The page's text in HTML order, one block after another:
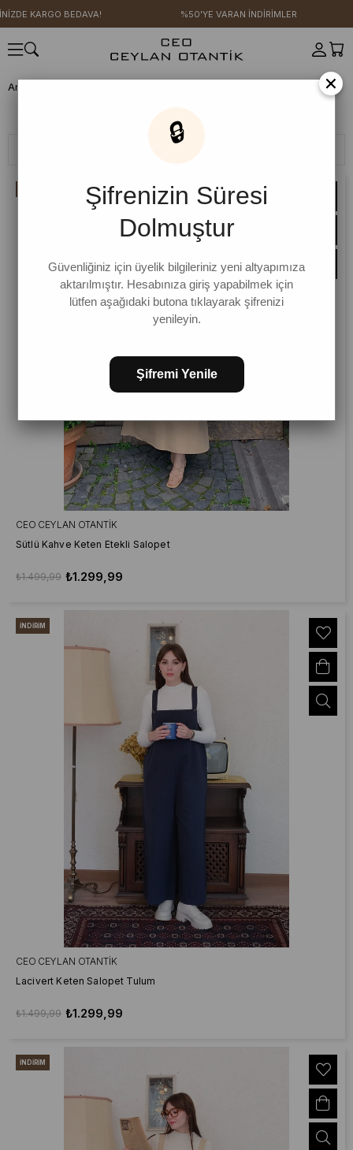
%50'YE VARAN İNDİRİMLER
Anasayfa
Ceo Ceylan Otantik
CEO CEYLAN OTANTIK
Sütlü Kahve Keten Etekli Salopet
₺1.299,99
₺1.499,99
CEO CEYLAN OTANTIK
Lacivert Keten Salopet Tulum
₺1.299,99
₺1.499,99
İNDIRIM
İNDIRIM
×
🔒
Şifrenizin Süresi
Dolmuştur
Güvenliğiniz için üyelik bilgileriniz yeni altyapımıza
aktarılmıştır. Hesabınıza giriş yapabilmek için
lütfen aşağıdaki butona tıklayarak şifrenizi
yenileyin.
Şifremi Yenile